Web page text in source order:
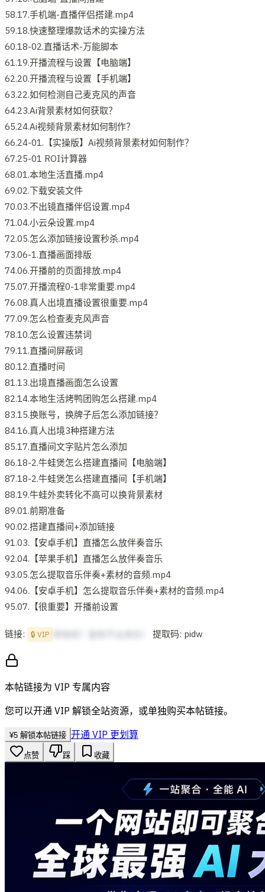
58.17.手机端-直播伴侣搭建.mp4
59.18.快速整理爆款话术的实操方法
60.18-02.直播话术-万能脚本
61.19.开播流程与设置【电脑端】
62.20.开播流程与设置【手机端】
63.22.如何检测自己麦克风的声音
64.23.Ai背景素材如何获取？
65.24.Ai视频背景素材如何制作？
66.24-01.【实操版】Ai视频背景素材如何制作？
67.25-01 ROI计算器
68.01.本地生活直播.mp4
69.02.下载安装文件
70.03.不出镜直播伴侣设置.mp4
71.04.小云朵设置.mp4
72.05.怎么添加链接设置秒杀.mp4
73.06-1.直播画面排版
74.06.开播前的页面排放.mp4
75.07.开播流程0-1非常重要.mp4
76.08.真人出境直播设置很重要.mp4
77.09.怎么检查麦克风声音
78.10.怎么设置违禁词
79.11.直播间屏蔽词
80.12.直播时间
81.13.出境直播画面怎么设置
82.14.本地生活烤鸭团购怎么搭建.mp4
83.15.换账号，换牌子后怎么添加链接？
84.16.真人出境3种搭建方法
85.17.直播间文字贴片怎么添加
86.18-2.牛蛙煲怎么搭建直播间【电脑端】
87.18-2.牛蛙煲怎么搭建直播间【手机端】
88.19.牛蛙外卖转化不高可以换背景素材
89.01.前期准备
90.02.搭建直播间+添加链接
91.03.【安卓手机】直播怎么放伴奏音乐
92.04.【苹果手机】直播怎么放伴奏音乐
93.05.怎么提取音乐伴奏+素材的音频.mp4
94.06.【安卓手机】怎么提取音乐伴奏+素材的音频.mp4
95.07.【很重要】开播前设置
链接: 🔒 VIP 提取码: pidw
本帖链接为 VIP 专属内容
您可以开通 VIP 解锁全站资源，或单独购买本帖链接。
¥5 解锁本帖链接 开通 VIP 更划算
点赞 踩 收藏